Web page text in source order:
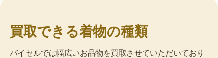
買取できる着物の種類
バイセルでは幅広いお品物を買取させていただいており